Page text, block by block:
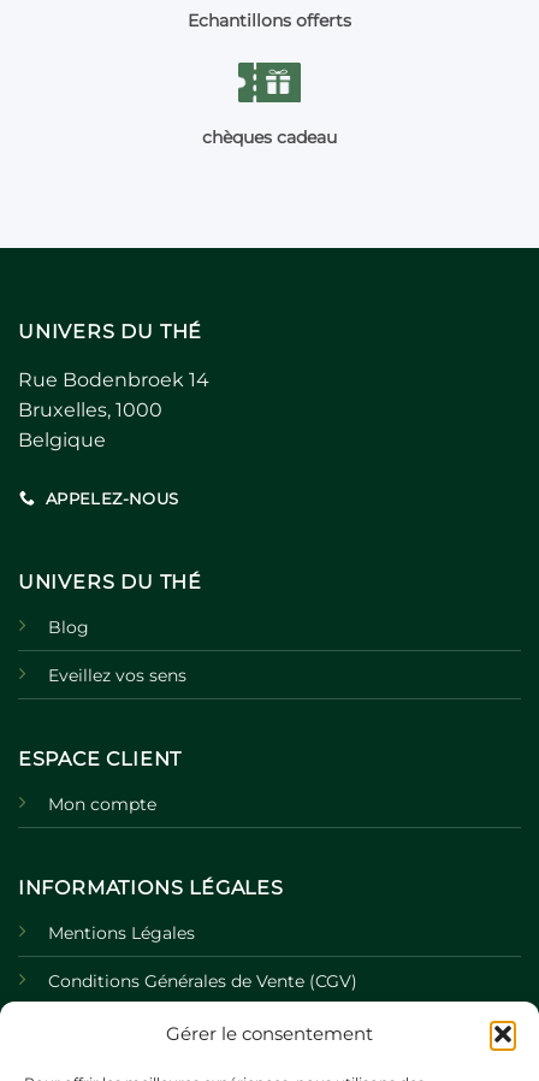
Gérer le consentement
Echantillons offerts
chèques cadeau
UNIVERS DU THÉ
Rue Bodenbroek 14
Bruxelles, 1000
Belgique
APPELEZ-NOUS
UNIVERS DU THÉ
Blog
Eveillez vos sens
ESPACE CLIENT
Mon compte
INFORMATIONS LÉGALES
Mentions Légales
Conditions Générales de Vente (CGV)
Politique de Confidentialité